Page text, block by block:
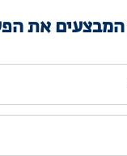
המבצעים את